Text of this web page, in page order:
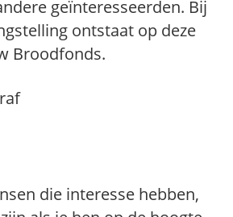
geïnteresseerden. Bij
ontstaat op deze
Broodfonds.
die interesse hebben,